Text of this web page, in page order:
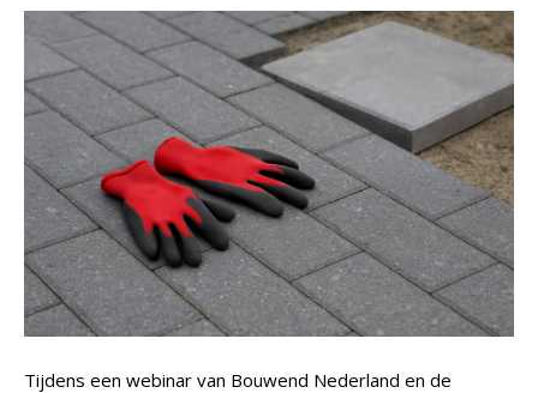
Tijdens een webinar van Bouwend Nederland en de